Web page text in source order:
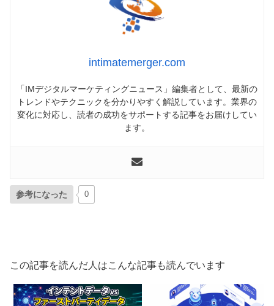
intimatemerger.com
「IMデジタルマーケティングニュース」編集者として、最新の
トレンドやテクニックを分かりやすく解説しています。業界の
変化に対応し、読者の成功をサポートする記事をお届けしてい
ます。
参考になった 0
この記事を読んだ人はこんな記事も読んでいます